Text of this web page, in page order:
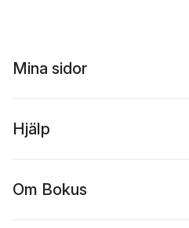
Mina sidor
Hjälp
Om Bokus